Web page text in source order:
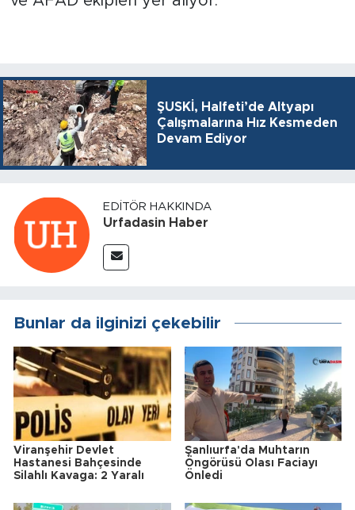
ŞUSKİ, Halfeti’de Altyapı
Çalışmalarına Hız Kesmeden
Devam Ediyor
EDITÖR HAKKINDA
Urfadasin Haber
Bunlar da ilginizi çekebilir
Viranşehir Devlet
Hastanesi Bahçesinde
Silahlı Kavaga: 2 Yaralı
Şanlıurfa'da Muhtarın
Öngörüsü Olası Faciayı
Önledi